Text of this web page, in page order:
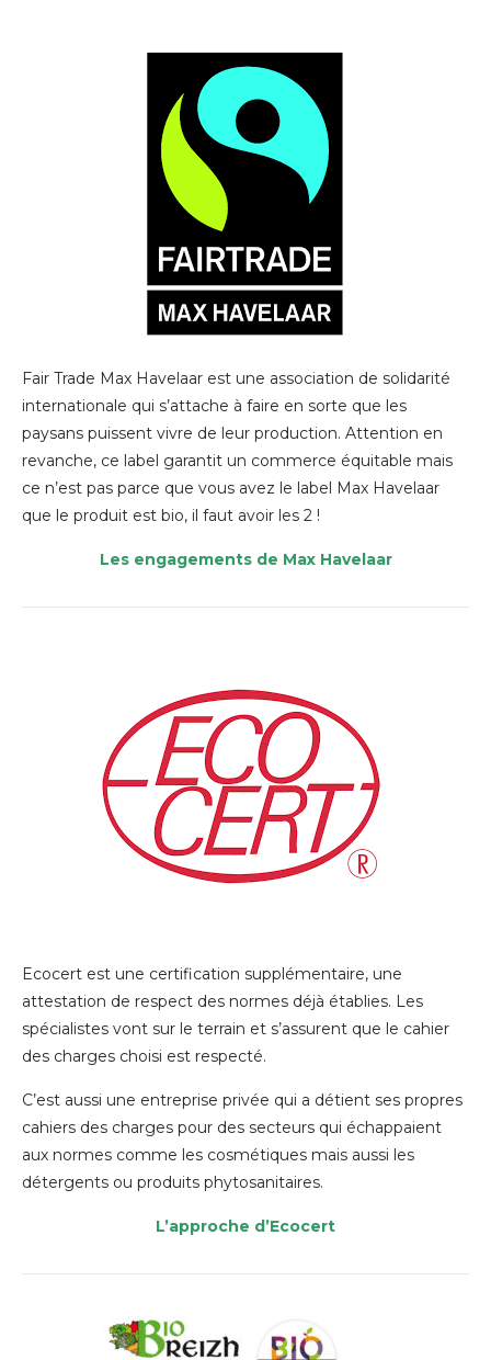
Fair Trade Max Havelaar est une association de solidarité
internationale qui s’attache à faire en sorte que les
paysans puissent vivre de leur production. Attention en
revanche, ce label garantit un commerce équitable mais
ce n’est pas parce que vous avez le label Max Havelaar
que le produit est bio, il faut avoir les 2 !
Les engagements de Max Havelaar
Ecocert est une certification supplémentaire, une
attestation de respect des normes déjà établies. Les
spécialistes vont sur le terrain et s’assurent que le cahier
des charges choisi est respecté.
C’est aussi une entreprise privée qui a détient ses propres
cahiers des charges pour des secteurs qui échappaient
aux normes comme les cosmétiques mais aussi les
détergents ou produits phytosanitaires.
L’approche d’Ecocert